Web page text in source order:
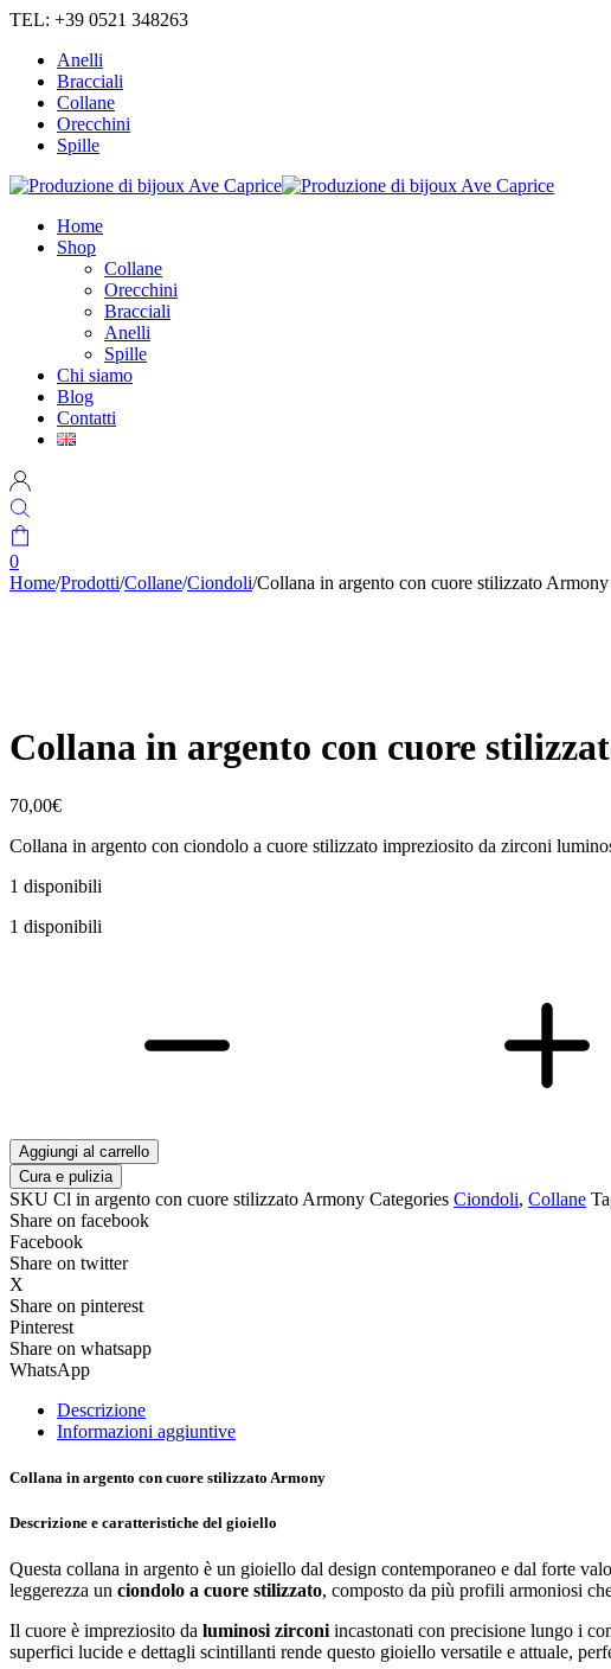
TEL: +39 0521 348263
Anelli
Bracciali
Collane
Orecchini
Spille
Home
Shop
Collane
Orecchini
Bracciali
Anelli
Spille
Chi siamo
Blog
Contatti
0
Home/Prodotti/Collane/Ciondoli/Collana in argento con cuore stilizzato Armony
Collana in argento con cuore
70,00€
Collana in argento con ciondolo a cuore stilizzato impreziosito da zirconi
1 disponibili
1 disponibili
Aggiungi al carrello
Cura e pulizia
SKU Cl in argento con cuore stilizzato Armony Categories Ciondoli, Collane
Share on facebook
Facebook
Share on twitter
X
Share on pinterest
Pinterest
Share on whatsapp
WhatsApp
Descrizione
Informazioni aggiuntive
Collana in argento con cuore stilizzato Armony
Descrizione e caratteristiche del gioiello
Questa collana in argento è un gioiello dal design contemporaneo e dal forte
leggerezza un ciondolo a cuore stilizzato, composto da più profili armoniosi
Il cuore è impreziosito da luminosi zirconi incastonati con precisione lungo i
superfici lucide e dettagli scintillanti rende questo gioiello versatile e attuale,